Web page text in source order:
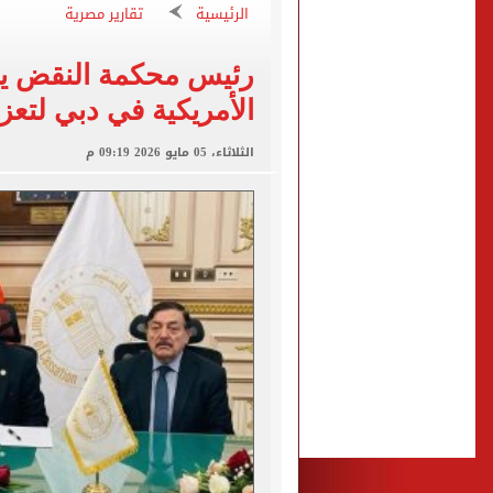
صفقة محمد صلاح تتصدر
تقارير: سيلتيك
محمود حميدة يحتفل
الرئيسية تقارير مصرية
رئيس محكمة النقض
الأمريكية في دبي
الثلاثاء، 05 مايو 2026 09:19 م